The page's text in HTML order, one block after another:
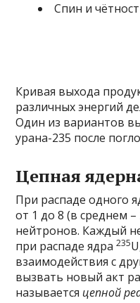
Спин и
Кривая выхода
различных энергий
Один из вариантов
урана-235 после
Цепная
При распаде одного
от 1 до 8 (в среднем
нейтронов. Каждый
при распаде ядра235
взаимодействия с
вызвать новый акт
называется цепной